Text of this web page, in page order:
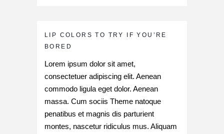
LIP COLORS TO TRY IF YOU’RE
BORED
Lorem ipsum dolor sit amet,
consectetuer adipiscing elit. Aenean
commodo ligula eget dolor. Aenean
massa. Cum sociis Theme natoque
penatibus et magnis dis parturient
montes, nascetur ridiculus mus. Aliquam